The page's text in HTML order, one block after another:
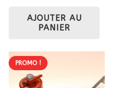
plusieurs
variations.
AJOUTER AU
PANIER
PROMO !